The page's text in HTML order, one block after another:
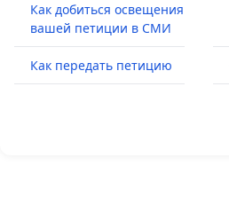
Как добиться освещения
вашей петиции в СМИ
Как передать петицию